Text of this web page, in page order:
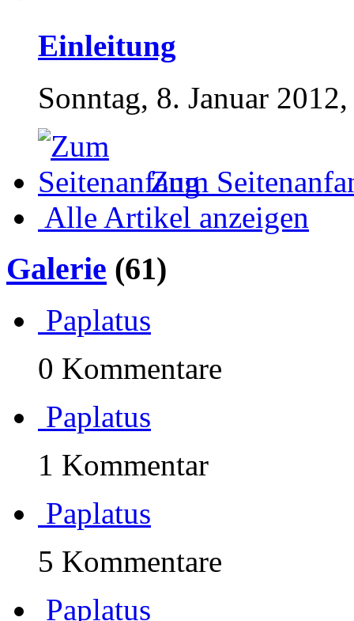
Einleitung
Sonntag, 8. Januar
Zum
Alle Artikel anzeigen
Galerie (61)
Paplatus
0 Kommentare
Paplatus
1 Kommentar
Paplatus
5 Kommentare
Paplatus